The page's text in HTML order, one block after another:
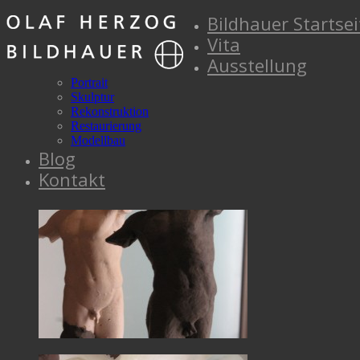
Bildhauer
Vita
Ausstellung
Portrait
Skulptur
Rekonstruktion
Restaurierung
Modellbau
Blog
Kontakt